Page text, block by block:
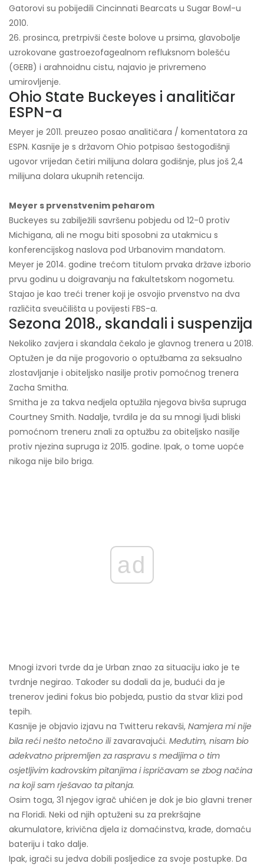
Gatorovi su pobijedili Cincinnati Bearcats u Sugar Bowl-u
2010.
26. prosinca, pretrpivši česte bolove u prsima, glavobolje
uzrokovane gastroezofagealnom refluksnom bolešću
(GERB) i arahnoidnu cistu, najavio je privremeno
umirovljenje.
Ohio State Buckeyes i analitičar
ESPN-a
Meyer je 2011. preuzeo posao analitičara / komentatora za
ESPN. Kasnije je s državom Ohio potpisao šestogodišnji
ugovor vrijedan četiri milijuna dolara godišnje, plus još 2,4
milijuna dolara ukupnih retencija.
Meyer s prvenstvenim peharom
Buckeyes su zabilježili savršenu pobjedu od 12-0 protiv
Michigana, ali ne mogu biti sposobni za utakmicu s
konferencijskog naslova pod Urbanovim mandatom.
Meyer je 2014. godine trećom titulom prvaka države izborio
prvu godinu u doigravanju na fakultetskom nogometu.
Stajao je kao treći trener koji je osvojio prvenstvo na dva
različita sveučilišta u povijesti FBS-a.
Sezona 2018., skandali i suspenzija
Nekoliko zavjera i skandala čekalo je glavnog trenera u 2018.
Optužen je da nije progovorio o optužbama za seksualno
zlostavljanje i obiteljsko nasilje protiv pomoćnog trenera
Zacha Smitha.
Smitha je za takva nedjela optužila njegova bivša supruga
Courtney Smith. Nadalje, tvrdila je da su mnogi ljudi bliski
pomoćnom treneru znali za optužbu za obiteljsko nasilje
protiv njezina supruga iz 2015. godine. Ipak, o tome uopće
nikoga nije bilo briga.
ad
Mnogi izvori tvrde da je Urban znao za situaciju iako je te
tvrdnje negirao. Također su dodali da je, budući da je
trenerov jedini fokus bio pobjeda, pustio da stvar klizi pod
tepih.
Kasnije je objavio izjavu na Twitteru rekavši, Namjera mi nije
bila reći nešto netočno ilizavaravajući. Međutim, nisam bio
adekvatno pripremljen za raspravu s medijima o tim
osjetljivim kadrovskim pitanjima i ispričavam se zbog načina
na koji sam rješavao ta pitanja.
Osim toga, 31 njegov igrač uhićen je dok je bio glavni trener
na Floridi. Neki od njih optuženi su za prekršajne
akumulatore, krivična djela iz domaćinstva, krađe, domaću
bateriju i tako dalje.
Ipak, igrači su jedva dobili posljedice za svoje postupke. Da